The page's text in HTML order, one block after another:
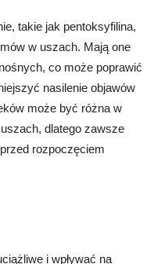
takie jak pentoksyfilina,
w uszach. Mają one
co może poprawić
nasilenie objawów
może być różna w
dlatego zawsze
rozpoczęciem
i wpływać na